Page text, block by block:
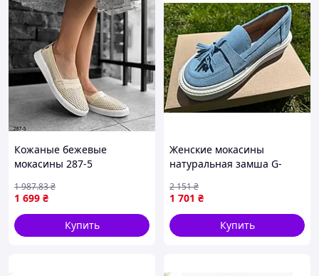
Кожаные бежевые
мокасины 287-5
1 699 ₴
1 987.83₴
Купить
Женские мокасины
натуральная замша G-
1 701 ₴
2 151₴
Купить